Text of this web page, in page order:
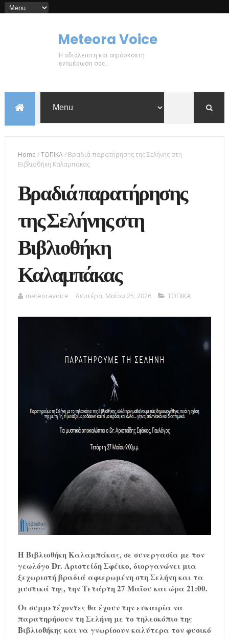
Meteora Voice
Η αδιάλειπτη και απρόσκοπτη
ενημέρωση σας...
Home /ΤΟΠΙΚΑ/ Βραδιά παρατήρησης της Σελήνης στη
Βιβλιοθήκη Καλαμπάκας
Βραδιά παρατήρησης
της Σελήνης στη
Βιβλιοθήκη
Καλαμπάκας
meteoravoice Δευτέρα, Μαΐου 25, 2026 ΤΟΠΙΚΑ
Η Βιβλιοθήκη Καλαμπάκας, σε συνεργασία με τον
γεωλόγο Dr. Αριστείδη Σφέικο, διοργανώνει μια
ξεχωριστή βραδιά αφιερωμένη στη Σελήνη και τα
μυστικά της, την Τετάρτη 27 Μαΐου και ώρα 21:00.
Οι συμμετέχοντες θα έχουν την ευκαιρία να
παρατηρήσουν τη Σελήνη με το τηλεσκόπιο της
Βιβλιοθήκης και να γνωρίσουν καλύτερα τον φυσικό